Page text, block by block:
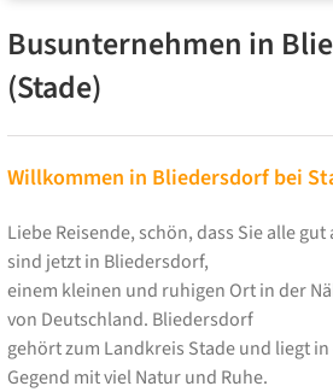
Busunternehmen in
(Stade)
Willkommen in Bliedersdorf bei
Liebe Reisende, schön, dass Sie alle
sind jetzt in Bliedersdorf,
einem kleinen und ruhigen Ort in der
von Deutschland. Bliedersdorf
gehört zum Landkreis Stade und liegt
Gegend mit viel Natur und Ruhe.